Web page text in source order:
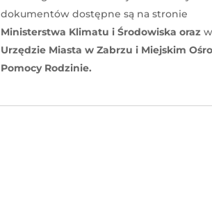
dokumentów dostępne są na stronie
Ministerstwa Klimatu i Środowiska oraz w
Urzędzie Miasta w Zabrzu i Miejskim
Pomocy Rodzinie.